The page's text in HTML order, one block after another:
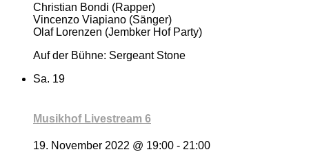
Christian Bondi (Rapper)
Vincenzo Viapiano (Sänger)
Olaf Lorenzen (Jembker Hof Party)
Auf der Bühne: Sergeant Stone
Sa. 19
Musikhof Livestream 6
19. November 2022 @ 19:00 - 21:00